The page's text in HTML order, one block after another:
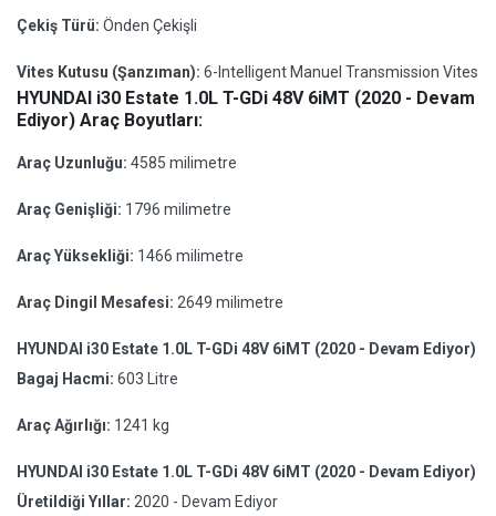
Çekiş Türü: Önden Çekişli
Vites Kutusu (Şanzıman): 6-Intelligent Manuel Transmission Vites
HYUNDAI i30 Estate 1.0L T-GDi 48V 6iMT (2020 - Devam
Ediyor) Araç Boyutları:
Araç Uzunluğu: 4585 milimetre
Araç Genişliği: 1796 milimetre
Araç Yüksekliği: 1466 milimetre
Araç Dingil Mesafesi: 2649 milimetre
HYUNDAI i30 Estate 1.0L T-GDi 48V 6iMT (2020 - Devam Ediyor)
Bagaj Hacmi: 603 Litre
Araç Ağırlığı: 1241 kg
HYUNDAI i30 Estate 1.0L T-GDi 48V 6iMT (2020 - Devam Ediyor)
Üretildiği Yıllar: 2020 - Devam Ediyor